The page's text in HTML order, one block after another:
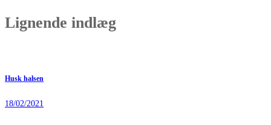
Lignende indlæg
Husk halsen
18/02/2021